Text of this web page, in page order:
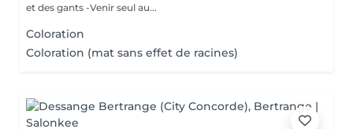
et des gants -Venir seul au...
Coloration
Coloration (mat sans effet de racines)